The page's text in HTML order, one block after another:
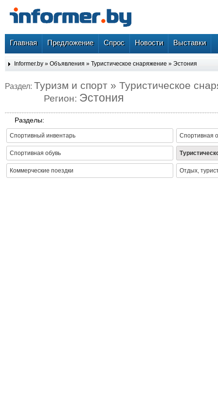
Главная Предложение Спрос Новости Выставки
Informer.by » Объявления » Туристическое снаряжение » Эстония
Раздел: Туризм и спорт » Туристическое
Регион: Эстония
Разделы:
Спортивный инвентарь Спортивная
Спортивная обувь
Коммерческие поездки Отдых,